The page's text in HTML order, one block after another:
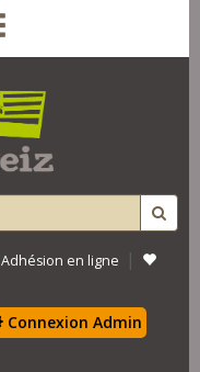
Adhésion en ligne |
Connexion Admin